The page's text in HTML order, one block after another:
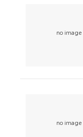
no image
no image